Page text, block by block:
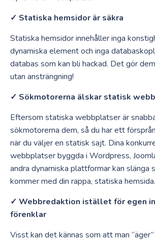
✓ Statiska hemsidor är säkra
Statiska hemsidor innehåller inga
dynamiska element och inga
databas som kan bli hackad. Det gör
utan ansträngning!
✓ Sökmotorerna älskar statisk webb
Eftersom statiska webbplatser är
sökmotorerna dem, så du har ett
när du väljer en statisk sajt. Dina
webbplatser byggda i Wordpress,
andra dynamiska plattformar kan slänga
kommer med din rappa, statiska hemsida.
✓ Webbredaktion istället för egen
förenklar
Visst kan det kännas som att man